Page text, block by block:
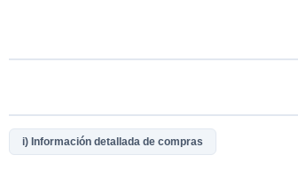
i) Información detallada de compras